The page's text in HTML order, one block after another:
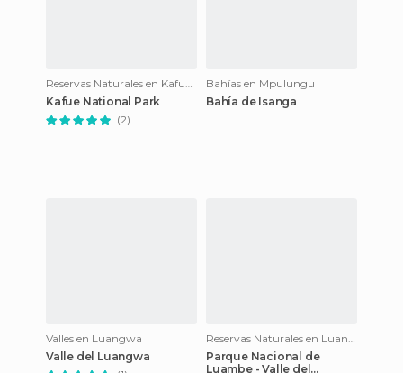
Reservas Naturales en Kafue National Park
Kafue National Park
(2)
Bahías en Mpulungu
Bahía de Isanga
Valles en Luangwa
Valle del Luangwa
Reservas Naturales en Luangwa
Parque Nacional de
Luambe - Valle del